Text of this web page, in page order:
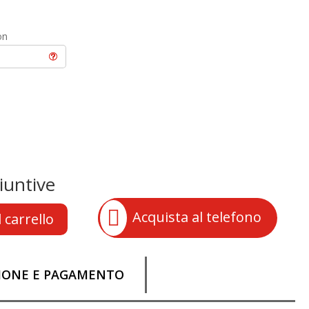
carrello  Acquista al telefono
E PAGAMENTO